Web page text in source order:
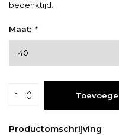
bedenktijd.
Maat: *
Productomschrijving